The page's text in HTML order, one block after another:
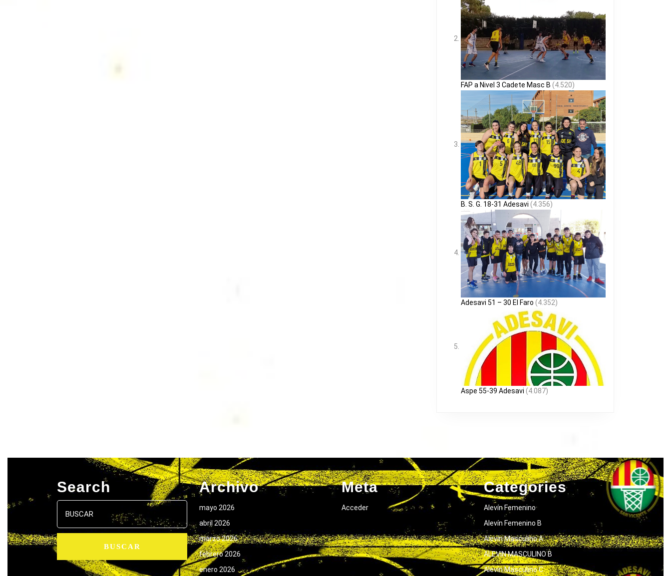
FAP a Nivel 3 Cadete Masc B (4.520)
B. S. G. 18-31 Adesavi (4.356)
Adesavi 51 – 30 El Faro (4.352)
Aspe 55-39 Adesavi (4.087)
Search
Buscar:
Archivo
mayo 2026
abril 2026
marzo 2026
febrero 2026
enero 2026
Meta
Acceder
Categories
Alevín Femenino
Alevín Femenino B
Alevín Masculino A
ALEVIN MASCULINO B
Alevín Masculino C